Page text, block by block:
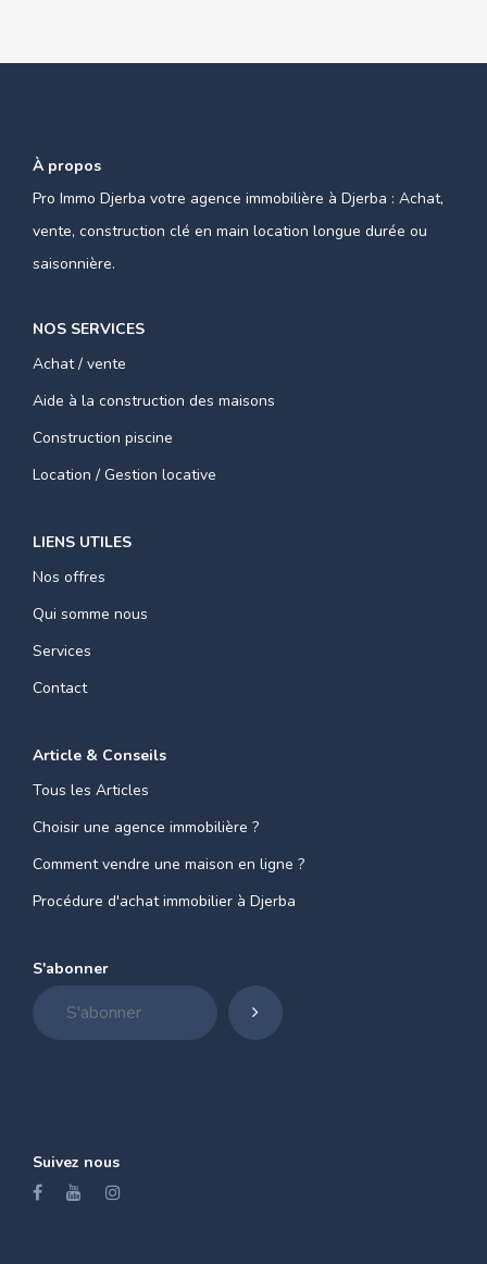
À propos
Pro Immo Djerba votre agence immobilière à Djerba : Achat,
vente, construction clé en main location longue durée ou
saisonnière.
NOS SERVICES
Achat / vente
Aide à la construction des maisons
Construction piscine
Location / Gestion locative
LIENS UTILES
Nos offres
Qui somme nous
Services
Contact
Article & Conseils
Tous les Articles
Choisir une agence immobilière ?
Comment vendre une maison en ligne ?
Procédure d'achat immobilier à Djerba
S'abonner
Suivez nous